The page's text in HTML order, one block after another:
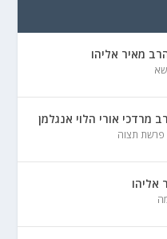
מאיר אליהו
אורי הלוי אנגלמן
פרשת תצוה
אליהו